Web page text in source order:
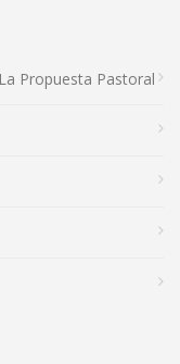
Propuesta Pastoral